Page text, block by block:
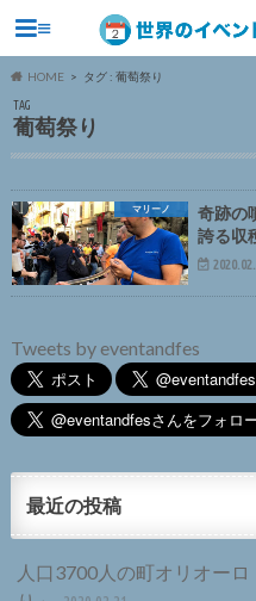
≡
HOME タグ : 葡萄祭り
TAG
葡萄祭り
マリーノ
奇跡の
誇る収
Tweets by eventandfes
最近の投稿
人口3700人の町オリオー